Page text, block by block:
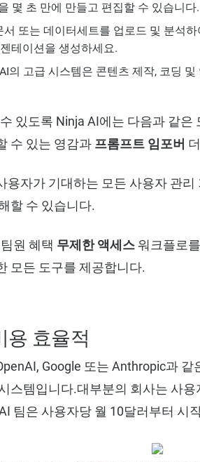
몇 초 만에 만들고 편집할 수 있습니다.
서 또는 데이터세트를 업로드 및 분석
테이션을 생성하세요.
의 고급 시스템은 콘텐츠 제작, 코딩
있도록 Ninja AI에는 다음과 같은
수 있는 영감과 프롬프트 임포버
용자가 기대하는 모든 사용자 관
할 수 있습니다.
원 혜택 무제한 액세스 워크플로
모든 도구를 제공합니다.
용 효율적
Google 또는 Anthropic과
스템입니다.대부분의 회사는 사
팀은 사용자당 월 10달러부터 시